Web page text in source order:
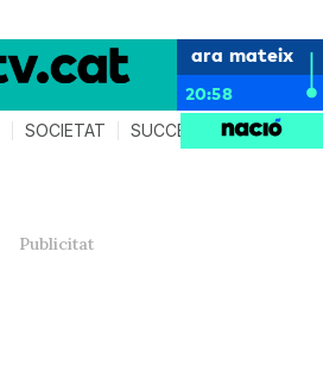
ara mateix
20:58
SOCIETAT SUCCESSOS